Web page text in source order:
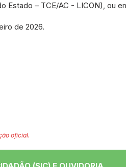
Estado – TCE/AC - LICON), ou
de 2026.
oficial.